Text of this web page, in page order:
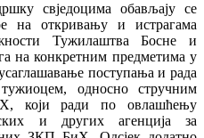
свједоцима обављају се
на откривању и истрагама
Тужилаштва Босне и
на конкретним предметима у
поступања и рада
односно стручним
који ради по овлашћењу
и других агенција за